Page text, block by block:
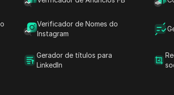
Verificador de Nomes do
Instagram
Gerador de títulos para
LinkedIn
desempenho ideal.
Leia Mais
avançadas de
rastreamento.
Leia Mais